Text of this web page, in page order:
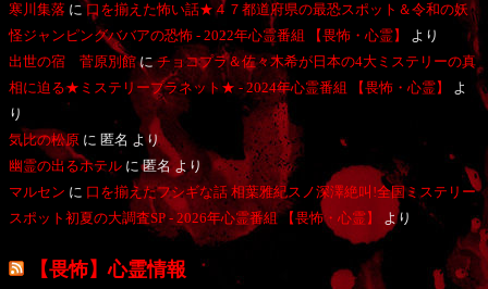
寒川集落 に口を揃えた怖い話★４７都道府県の最恐スポット＆令和の妖
怪ジャンピングババアの恐怖 - 2022年心霊番組 【畏怖・心霊】
より
出世の宿 菅原別館にチョコプラ＆佐々木希が日本の4大ミステリーの真
相に迫る★ミステリープラネット★ - 2024年心霊番組 【畏怖・心霊】
よ
り
気比の松原 に 匿名 より
幽霊の出るホテル に匿名より
マルセン に 口を揃えたフシギな話 相葉雅紀スノ深澤絶叫!全国ミステリー
スポット初夏の大調査SP - 2026年心霊番組 【畏怖・心霊】
より
【畏怖】心霊情報